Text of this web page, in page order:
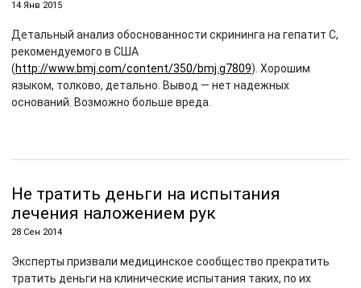
14 Янв 2015
Детальный анализ обоснованности скрининга на гепатит С,
рекомендуемого в США
(http://www.bmj.com/content/350/bmj.g7809). Хорошим
языком, толково, детально. Вывод — нет надежных
оснований. Возможно больше вреда.
Не тратить деньги на испытания
лечения наложением рук
28 Сен 2014
Эксперты призвали медицинское сообщество прекратить
тратить деньги на клинические испытания таких, по их